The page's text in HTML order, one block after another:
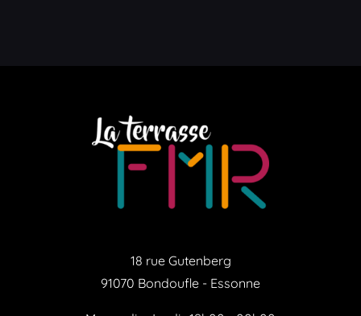
18 rue Gutenberg
91070 Bondoufle - Essonne